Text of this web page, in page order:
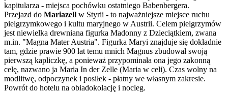
kapitularza - miejsca pochówku ostatniego Babenbergera.
Przejazd do Mariazell w Styrii - to najważniejsze miejsce ruchu
pielgrzymkowego i kultu maryjnego w Austrii. Celem pielgrzymów
jest niewielka drewniana figurka Madonny z Dzieciątkiem, zwana
m.in. "Magna Mater Austria". Figurka Maryi znajduje się dokładnie
tam, gdzie prawie 900 lat temu mnich Magnus zbudował swoją
pierwszą kapliczkę, a ponieważ przypominała ona jego zakonną
celę, nazwano ja Maria In der Zelle (Maria w celi). Czas wolny na
modlitwę, odpoczynek i posiłek - płatny we własnym zakresie.
Powrót do hotelu na obiadokolację i nocleg.